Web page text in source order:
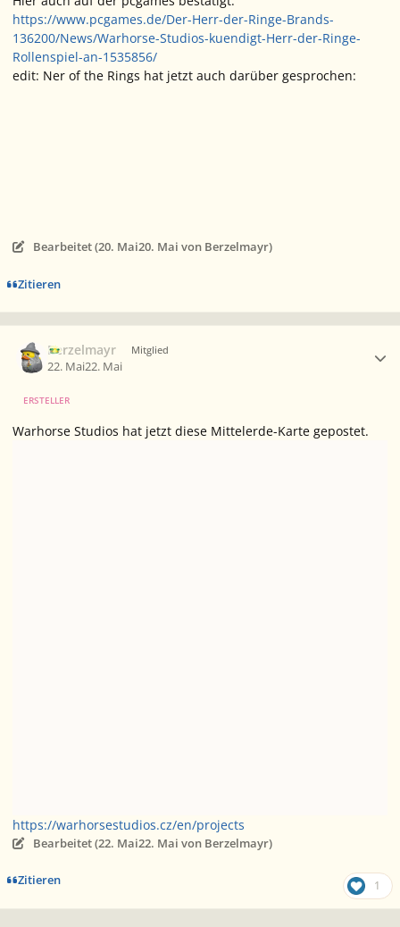
https://www.pcgames.de/Der-Herr-der-Ringe-Brands-
136200/News/Warhorse-Studios-kuendigt-Herr-der-Ringe-
Rollenspiel-an-1535856/
edit: Ner of the Rings hat jetzt auch darüber gesprochen:
Bearbeitet (20. Mai20. Mai von Berzelmayr)
Zitieren
Berzelmayr Mitglied
22. Mai22. Mai
ERSTELLER
Warhorse Studios hat jetzt diese Mittelerde-Karte gepostet.
https://warhorsestudios.cz/en/projects
Bearbeitet (22. Mai22. Mai von Berzelmayr)
Zitieren 1